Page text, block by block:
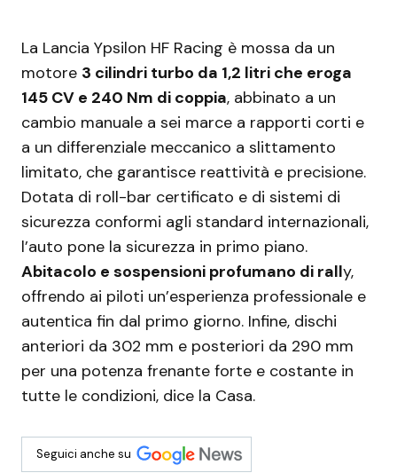
La Lancia Ypsilon HF Racing è mossa da un
motore 3 cilindri turbo da 1,2 litri che eroga
145 CV e 240 Nm di coppia, abbinato a un
cambio manuale a sei marce a rapporti corti e
a un differenziale meccanico a slittamento
limitato, che garantisce reattività e precisione.
Dotata di roll-bar certificato e di sistemi di
sicurezza conformi agli standard internazionali,
l’auto pone la sicurezza in primo piano.
Abitacolo e sospensioni profumano di rally,
offrendo ai piloti un’esperienza professionale e
autentica fin dal primo giorno. Infine, dischi
anteriori da 302 mm e posteriori da 290 mm
per una potenza frenante forte e costante in
tutte le condizioni, dice la Casa.
Seguici anche su